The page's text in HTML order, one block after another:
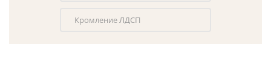
Кромление ЛДСП